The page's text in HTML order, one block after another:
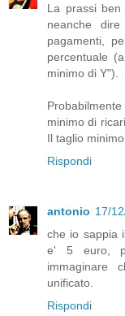
La prassi
neanche
pagamenti,
percentuale
minimo di Y").
minimo di
Il taglio
Rispondi
antonio 17/
che io sappia
e' 5 euro,
immaginare
unificato.
Rispondi